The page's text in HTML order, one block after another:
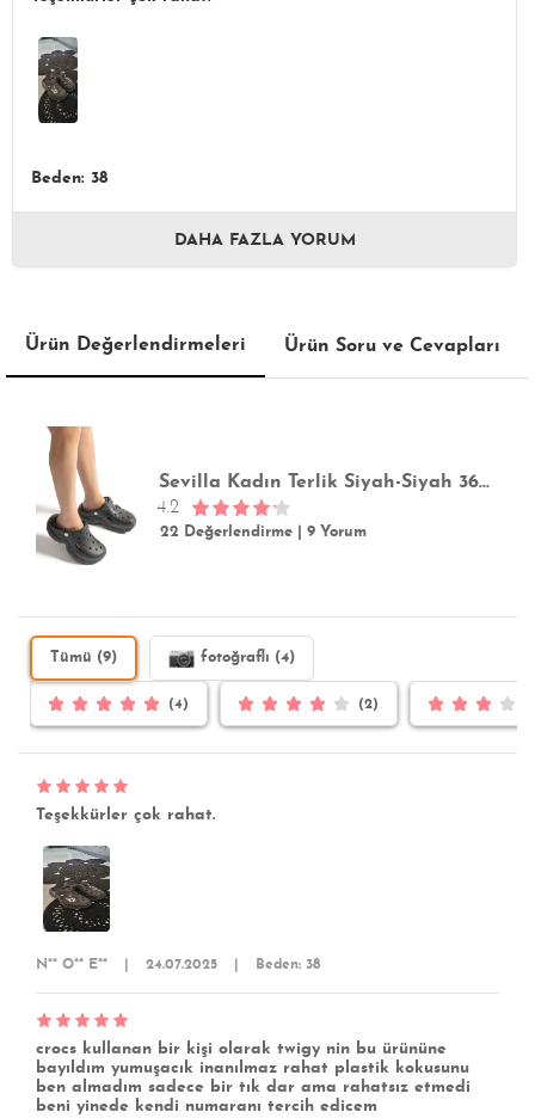
Beden: 38
DAHA FAZLA YORUM
Ürün Değerlendirmeleri Ürün Soru ve Cevapları
Sevilla Kadın Terlik Siyah-Siyah 36/40
4.2
22 Değerlendirme |9 Yorum
Tümü (9) fotoğraflı (4)
(4) (2)
Teşekkürler çok rahat.
N** O** E** 24.07.2025 Beden: 38
crocs kullanan bir kişi olarak twigy nin bu ürününe
bayıldım yumuşacık inanılmaz rahat plastik kokusunu
ben almadım sadece bir tık dar ama rahatsız etmedi
beni yinede kendi numaranı tercih edicem